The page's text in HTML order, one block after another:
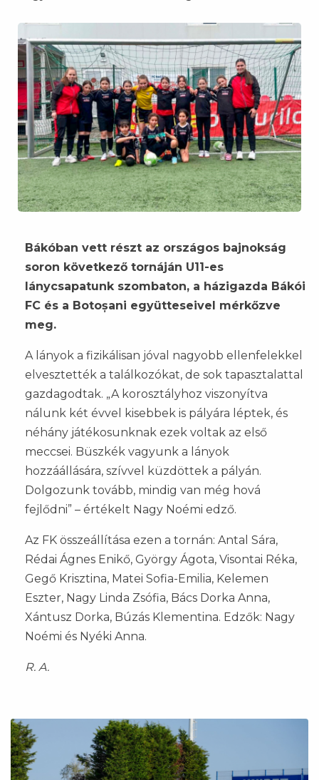
Bákóban vett részt az országos bajnokság
soron következő tornáján U11-es
lánycsapatunk szombaton, a házigazda Bákói
FC és a Botoșani együtteseivel mérkőzve
meg.
A lányok a fizikálisan jóval nagyobb ellenfelekkel
elvesztették a találkozókat, de sok tapasztalattal
gazdagodtak. „A korosztályhoz viszonyítva
nálunk két évvel kisebbek is pályára léptek, és
néhány játékosunknak ezek voltak az első
meccsei. Büszkék vagyunk a lányok
hozzáállására, szívvel küzdöttek a pályán.
Dolgozunk tovább, mindig van még hová
fejlődni” – értékelt Nagy Noémi edző.
Az FK összeállítása ezen a tornán: Antal Sára,
Rédai Ágnes Enikő, György Ágota, Visontai Réka,
Gegő Krisztina, Matei Sofia-Emilia, Kelemen
Eszter, Nagy Linda Zsófia, Bács Dorka Anna,
Xántusz Dorka, Búzás Klementina. Edzők: Nagy
Noémi és Nyéki Anna.
R. A.